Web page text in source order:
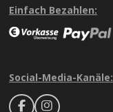
Einfach Bezahlen:
Social-Media-Kanäle: